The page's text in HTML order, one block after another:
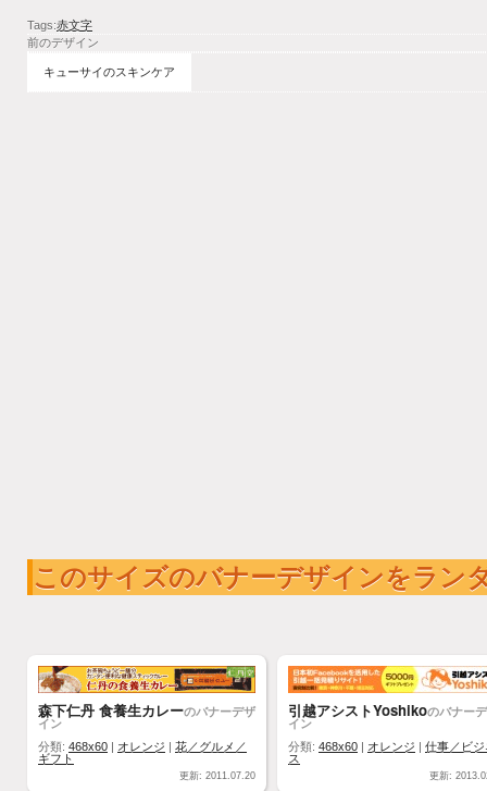
Tags:赤文字
前のデザイン
キューサイのスキンケア
このサイズのバナーデザインをラン
森下仁丹 食養生カレーのバナーデザ
イン
分類: 468x60 オレンジ
花／グルメ／
ギフト
更新: 2011.07.20
引越アシストYoshikoのバナー
イン
分類: 468x60 オレンジ
仕事／ビジ
ス
更新: